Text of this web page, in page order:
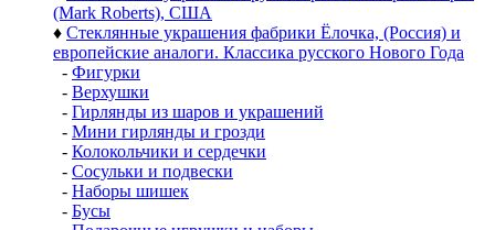
(Mark Roberts), США
♦ Стеклянные украшения фабрики Ёлочка, (Россия) и
европейские аналоги. Классика русского Нового Года
- Фигурки
- Верхушки
- Гирлянды из шаров и украшений
- Мини гирлянды и грозди
- Колокольчики и сердечки
- Сосульки и подвески
- Наборы шишек
- Бусы